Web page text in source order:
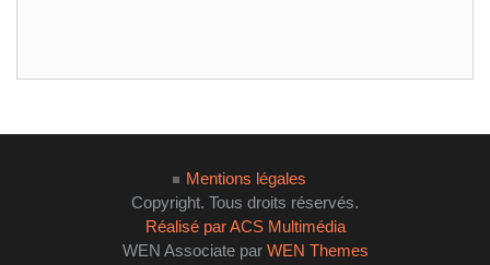
Mentions légales
Copyright. Tous droits réservés.
Réalisé par ACS Multimédia
WEN Associate par WEN Themes